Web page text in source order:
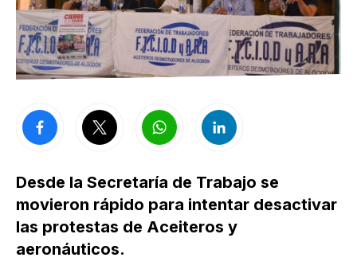
Desde la Secretaría de Trabajo se
movieron rápido para intentar desactivar
las protestas de Aceiteros y
aeronáuticos.